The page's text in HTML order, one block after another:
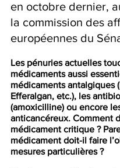
en octobre dernier,
la commission des
européennes du
Les pénuries actuelles
médicaments aussi
médicaments antalgiques
Efferalgan, etc.), les
(amoxicilline) ou encore
anticancéreux. Comment
médicament critique ?
médicament doit-il faire
mesures particulières ?